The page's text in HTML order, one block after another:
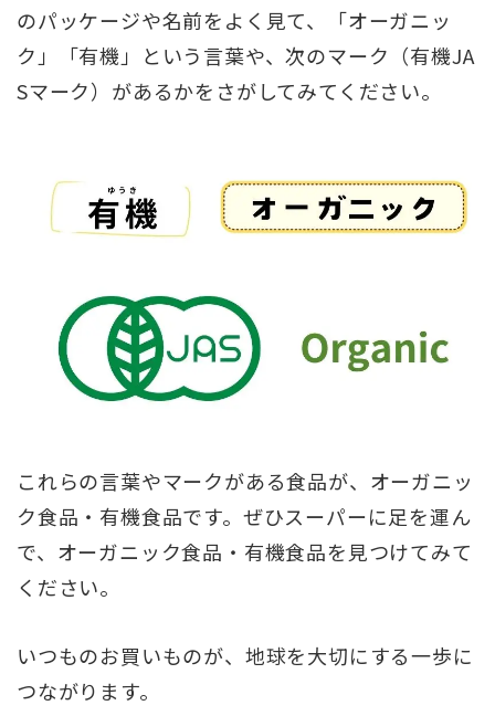
のパッケージや名前をよく見て、「オーガニッ
ク」「有機」という言葉や、次のマーク（有機JA
Sマーク）があるかをさがしてみてください。
これらの言葉やマークがある食品が、オーガニッ
ク食品・有機食品です。ぜひスーパーに足を運ん
で、オーガニック食品・有機食品を見つけてみて
ください。
いつものお買いものが、地球を大切にする一歩に
つながります。